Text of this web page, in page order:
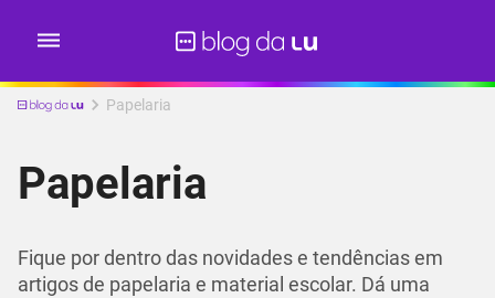
Papelaria
Papelaria
Fique por dentro das novidades e tendências em
artigos de papelaria e material escolar. Dá uma